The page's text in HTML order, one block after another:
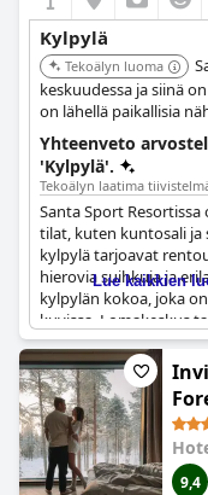
Kylpylä
Tekoälyn luoma
keskuudessa ja siinä
on lähellä paikallisia
Yhteenveto
'Kylpylä'.
Tekoälyn laatima
Santa Sport
tilat, kuten kuntosali ja
kylpylä tarjoavat
hierovia suihkuja ja
kylpylän kokoa, joka
kuvissa. Lomakeskus
kuntosalille tiettyinä
iltatreeniin pientä
keilahallista,
Kaiken kaikkiaan
lomakeskuksessa,
perusteellisesti.
Lue kaikkien
9,4